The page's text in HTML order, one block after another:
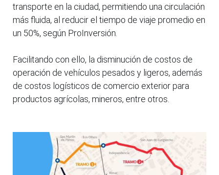
transporte en la ciudad, permitiendo una circulación
más fluida, al reducir el tiempo de viaje promedio en
un 50%, según ProInversión.
Facilitando con ello, la disminución de costos de
operación de vehículos pesados y ligeros, además
de costos logísticos de comercio exterior para
productos agrícolas, mineros, entre otros.